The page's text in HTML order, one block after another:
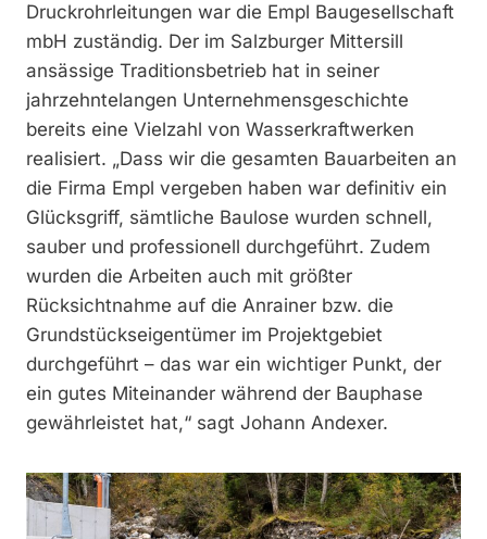
Druckrohrleitungen war die Empl Baugesellschaft
mbH zuständig. Der im Salzburger Mittersill
ansässige Traditionsbetrieb hat in seiner
jahrzehntelangen Unternehmensgeschichte
bereits eine Vielzahl von Wasserkraftwerken
realisiert. „Dass wir die gesamten Bauarbeiten an
die Firma Empl vergeben haben war definitiv ein
Glücksgriff, sämtliche Baulose wurden schnell,
sauber und professionell durchgeführt. Zudem
wurden die Arbeiten auch mit größter
Rücksichtnahme auf die Anrainer bzw. die
Grundstückseigentümer im Projektgebiet
durchgeführt – das war ein wichtiger Punkt, der
ein gutes Miteinander während der Bauphase
gewährleistet hat,“ sagt Johann Andexer.